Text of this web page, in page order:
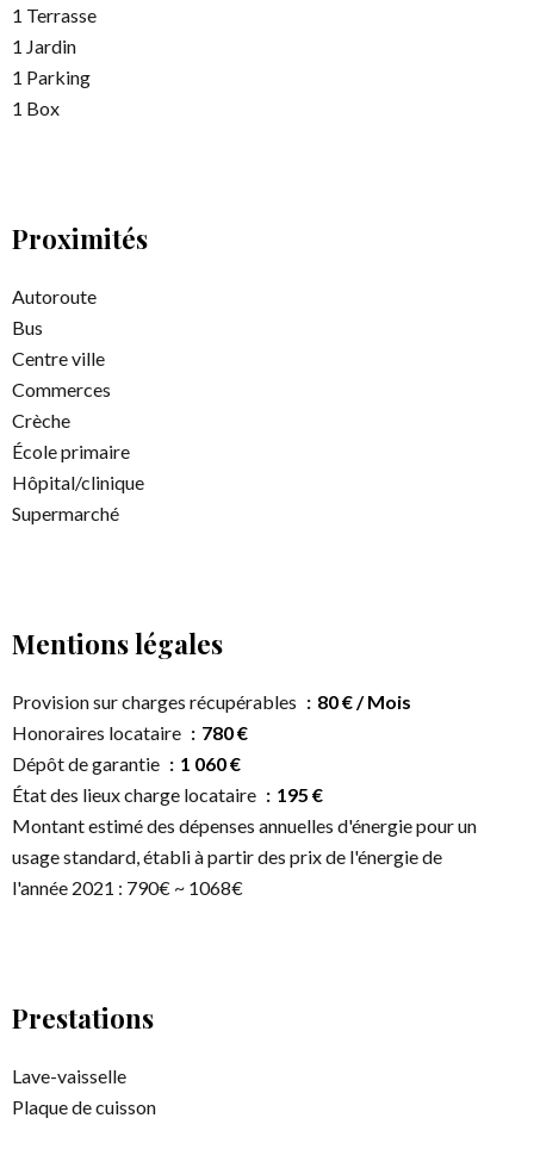
1 Terrasse
1 Jardin
1 Parking
1 Box
Proximités
Autoroute
Bus
Centre ville
Commerces
Crèche
École primaire
Hôpital/clinique
Supermarché
Mentions légales
Provision sur charges récupérables
80 € / Mois
Honoraires locataire
780 €
Dépôt de garantie
1 060 €
État des lieux charge locataire
195 €
Montant estimé des dépenses annuelles d'énergie pour un
usage standard, établi à partir des prix de l'énergie de
l'année 2021 : 790€ ~ 1068€
Prestations
Lave-vaisselle
Plaque de cuisson